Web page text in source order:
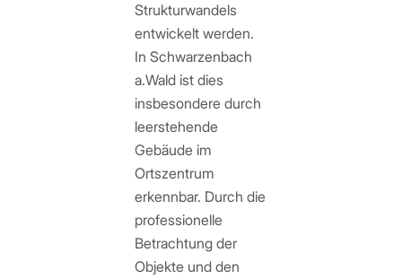
Strukturwandels
entwickelt werden.
In Schwarzenbach
a.Wald ist dies
insbesondere durch
leerstehende
Gebäude im
Ortszentrum
erkennbar. Durch die
professionelle
Betrachtung der
Objekte und den